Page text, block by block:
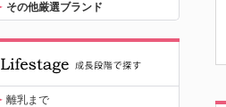
その他厳選ブランド
離乳まで